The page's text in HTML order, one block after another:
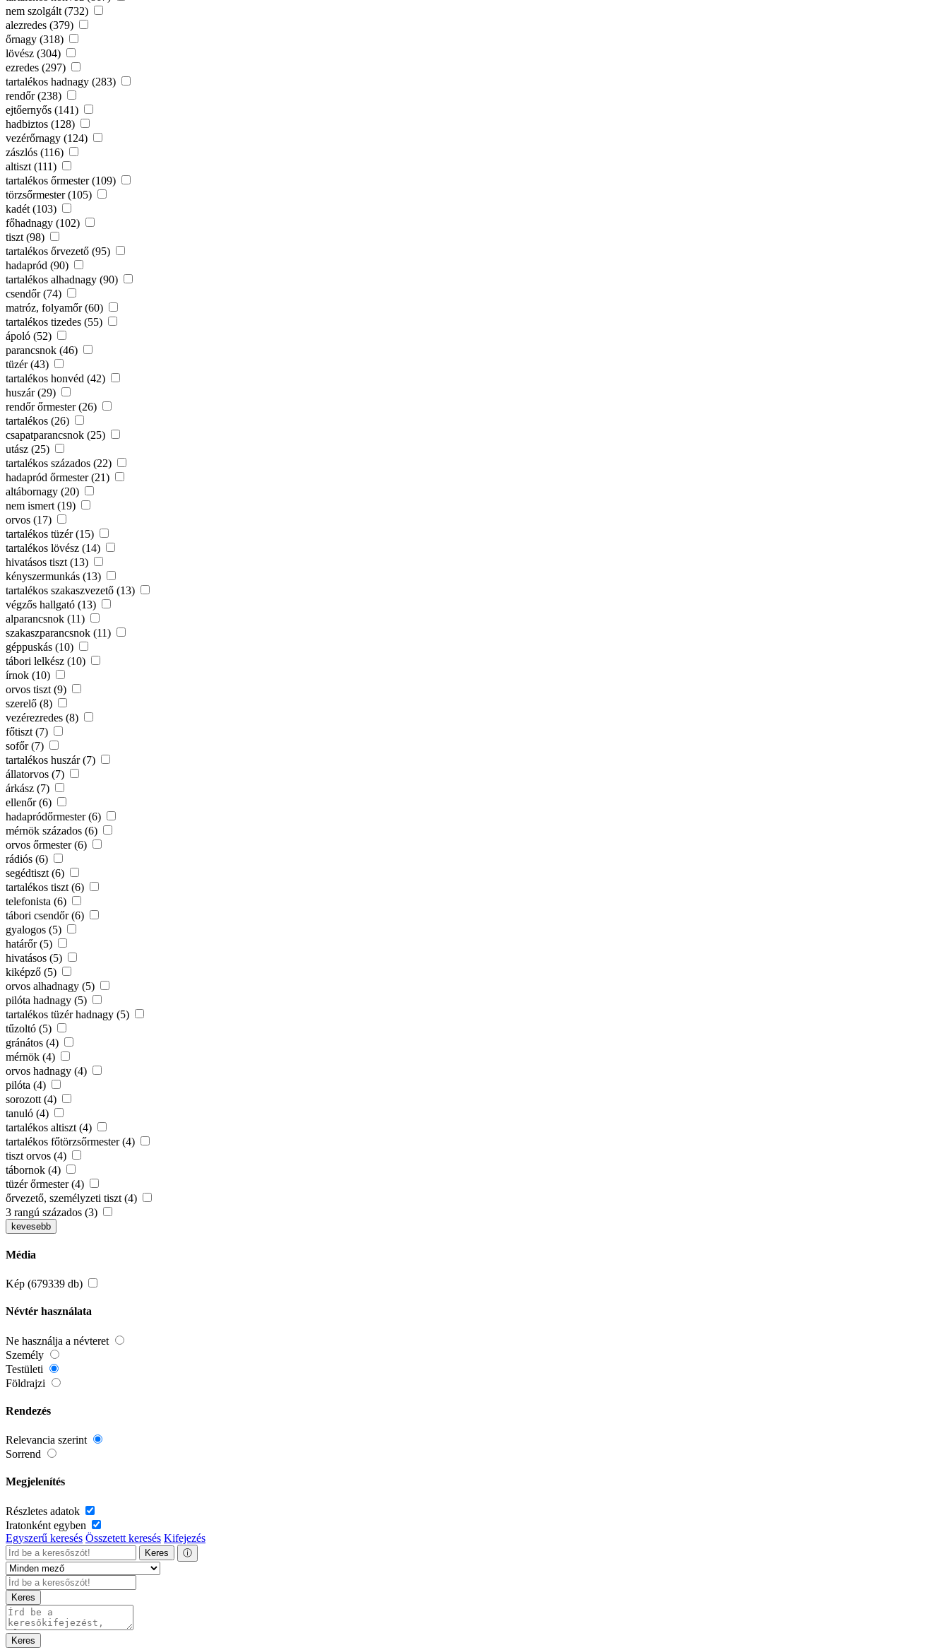
nem szolgált (732)
alezredes (379)
őrnagy (318)
lövész (304)
ezredes (297)
tartalékos hadnagy (283)
rendőr (238)
ejtőernyős (141)
hadbiztos (128)
vezérőrnagy (124)
zászlós (116)
altiszt (111)
tartalékos őrmester (109)
törzsőrmester (105)
kadét (103)
főhadnagy (102)
tiszt (98)
tartalékos őrvezető (95)
hadapród (90)
tartalékos alhadnagy (90)
csendőr (74)
matróz, folyamőr (60)
tartalékos tizedes (55)
ápoló (52)
parancsnok (46)
tüzér (43)
tartalékos honvéd (42)
huszár (29)
rendőr őrmester (26)
tartalékos (26)
csapatparancsnok (25)
utász (25)
tartalékos százados (22)
hadapród őrmester (21)
altábornagy (20)
nem ismert (19)
orvos (17)
tartalékos tüzér (15)
tartalékos lövész (14)
hivatásos tiszt (13)
kényszermunkás (13)
tartalékos szakaszvezető (13)
végzős hallgató (13)
alparancsnok (11)
szakaszparancsnok (11)
géppuskás (10)
tábori lelkész (10)
írnok (10)
orvos tiszt (9)
szerelő (8)
vezérezredes (8)
főtiszt (7)
sofőr (7)
tartalékos huszár (7)
állatorvos (7)
árkász (7)
ellenőr (6)
hadapródőrmester (6)
mérnök százados (6)
orvos őrmester (6)
rádiós (6)
segédtiszt (6)
tartalékos tiszt (6)
telefonista (6)
tábori csendőr (6)
gyalogos (5)
határőr (5)
hivatásos (5)
kiképző (5)
orvos alhadnagy (5)
pilóta hadnagy (5)
tartalékos tüzér hadnagy (5)
tűzoltó (5)
gránátos (4)
mérnök (4)
orvos hadnagy (4)
pilóta (4)
sorozott (4)
tanuló (4)
tartalékos altiszt (4)
tartalékos főtörzsőrmester (4)
tiszt orvos (4)
tábornok (4)
tüzér őrmester (4)
őrvezető, személyzeti tiszt (4)
3 rangú százados (3)
kevesebb
Média
Kép (679339 db)
Névtér használata
Ne használja a névteret
Személy
Testületi
Földrajzi
Rendezés
Relevancia szerint
Sorrend
Megjelenítés
Részletes adatok
Iratonként egyben
Egyszerű keresés Összetett keresés Kifejezés
Keres ⓘ
Keres
Keres